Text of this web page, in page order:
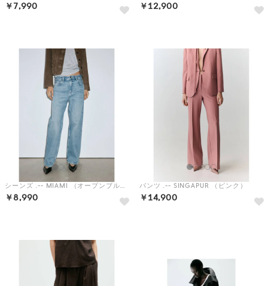
￥7,990 ￥12,900
シーンズ .-- MIAMI （オープンブルー）
￥8,990
パンツ .-- SINGAPUR （ピンク）
￥14,900